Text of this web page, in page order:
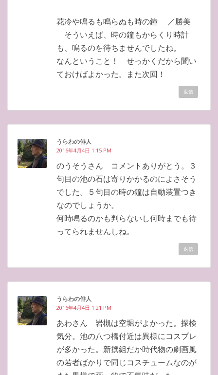
花冷や鳴るも鳴らぬも時の鐘 ／勝美
そういえば、時の鐘もからくり時計
も、鳴るのを待ちませんでしたね。
なんということ！ せっかくだから聞い
ておけばよかった。また次回！
返信
うらわの俳人
2016年4月4日 1:15 PM
のうそうさん コメントありがとう。３
句目の池の石は寄りかかるのによさそう
でした。５句目の時の鐘は自動装置つき
なのでしょうか。
何時鳴るのかも判らないし何時までも待
ってられませんしね。
返信
うらわの俳人
2016年4月4日 1:21 PM
あわさん 岩槻は空堀がよかった。探検
気分。池の八つ橋付近は異様にコスプレ
が多かった。新撰組だか時代物の劇画風
の若者ばかりで同じコスチュームなのが